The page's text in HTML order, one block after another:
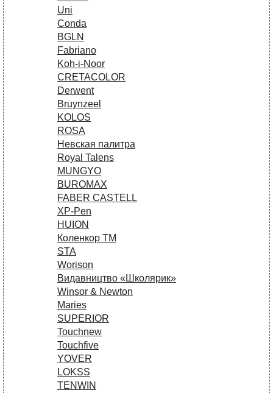
Uni
Conda
BGLN
Fabriano
Koh-i-Noor
CRETACOLOR
Derwent
Bruynzeel
KOLOS
ROSA
Невская палитра
Royal Talens
MUNGYO
BUROMAX
FABER CASTELL
XP-Pen
HUION
Коленкор ТМ
STA
Worison
Видавництво «Школярик»
Winsor & Newton
Maries
SUPERIOR
Touchnew
Touchfive
YOVER
LOKSS
TENWIN